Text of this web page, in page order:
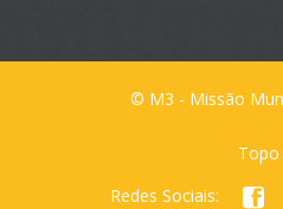
© M3 - Missão
Topo
Redes Sociais: 